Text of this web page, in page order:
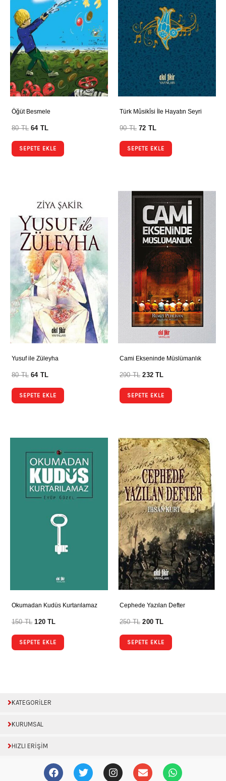
Öğüt Besmele
80TL 64 TL
SEPETE EKLE
Türk Mûsikîsi İle Hayatın Seyri
90TL 72 TL
SEPETE EKLE
Yusuf ile Züleyha
80TL 64 TL
SEPETE EKLE
Cami Ekseninde Müslümanlık
290TL 232TL
SEPETE EKLE
Okumadan Kudüs Kurtarılamaz
150TL 120TL
SEPETE EKLE
Cephede Yazılan Defter
250TL 200TL
SEPETE EKLE
KATEGORİLER
KURUMSAL
HIZLI ERİŞİM
F
a
T
w
I
n
E
n
W
h